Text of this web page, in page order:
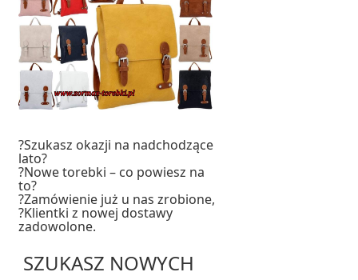
?Szukasz okazji na nadchodzące
lato?
?Nowe torebki – co powiesz na
to?
?Zamówienie już u nas zrobione,
?Klientki z nowej dostawy
zadowolone.
SZUKASZ NOWYCH